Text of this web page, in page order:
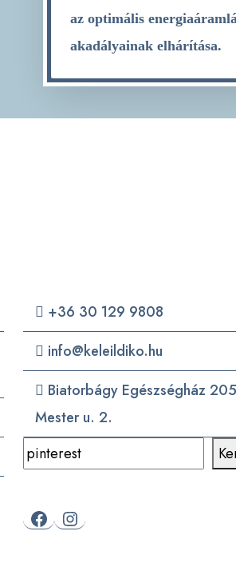
az optimális
akadályainak elhárítása.
+36 30 129 9808
info@keleildiko.hu
Biatorbágy Egészségház
Mester u. 2.
Keresés
FacebookInstagram